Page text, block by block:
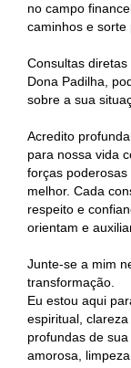
no campo
caminhos e sorte
Consultas
Dona Padilha,
sobre a sua
Acredito
para nossa vida
forças
melhor. Cada
respeito e
orientam e
Junte-se a mim
transformação.
Eu estou aqui
espiritual,
profundas de
amorosa,